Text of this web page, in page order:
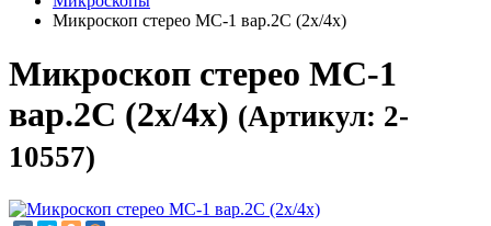
Микроскоп стерео МС-1 вар.2C (2х/4х)
Микроскоп стерео МС-1
вар.2C (2х/4х) (Артикул: 2-
10557)